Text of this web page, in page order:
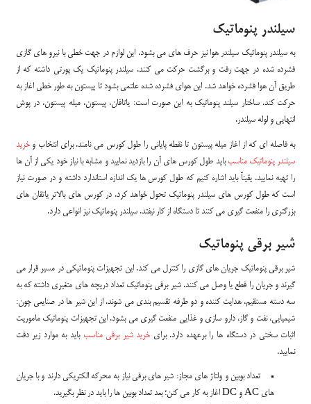
سیلندر پنوماتیک
به سیلندر پنوماتیک سیلندر هوا نیز حرف های می بشود. این لوازم در جهت خطی با نیرو های گازی
فشرده شده در جهت رفت و برگشت حرکت می کنند. سیلندر پنوماتیک یک پورتی داشته که از
طریق آن هوا فشرده خواهد شد. این هوای فشرده شده علتمی بشود تا پیستون به طور خطی اغاز به
حرکت کند. ساختار سیلند پنوماتیک به این صورت است: یاتاقان، پیستون، میله پیستون، در پوش
انتهایی و لوله سیلندر.
به فاصله ای که از اغاز میله پیستون تا نقطه پایانی را طول کورس می نامند. برای انتخاب وخرید
سیلندر پنوماتیک مناسب باید طول کورس های آن را بازدید نمایید و مشابه با نیاز خود یکی از آن ها
را تهیه نمایید. یقیناً باید اشاره کنیم که طول کورس ها یک اندازه استاندارد داشته و در صورت نیاز
است که طول کورس های سیلندر پنوماتیک تحول خواهد کرد. در کورس های بالاتر یاتقان های
بزرگتری را منفعت گیری می کنند تا دستگاه از کار نیفتد. سیلندر پنوماتیک نیز انواعی دارد.
شیر برقی پنوماتیک
شیر برقی پنوماتیک جریان های گازی را کنترل می کند. این تجهیزات پنوماتیکی در مسیر قرار می
گیرند و جریان را قطع یا وصل می کنند. شیر برقی پنوماتیک تعداد دریچه های متغیری داشته که به
سه دسته مستقیم، هدایت کننده و دو طرفه تقسیم بندی می شوند. از این شیر ها در صنایعی چون:
شیمیایی، نفت و گاز، دارو سازی و غذایی منفعت گیری می بشود. این تجهیزات پنوماتیک ماموریت
اثبات سختی در دستگاه ها را برعهده دارد. برای خرید شیر برقی مناسب باید به موارد زیر دقت
نمایید.
تعداد بوبین و ولتاژ های مجاز: شیر های برقی نیاز به محرکه الکتریکی دارند و با جریان
های AC و DC اغاز به کار می کنن؛ بعد تعداد بوبین ها را باید در نظر بگیرید.